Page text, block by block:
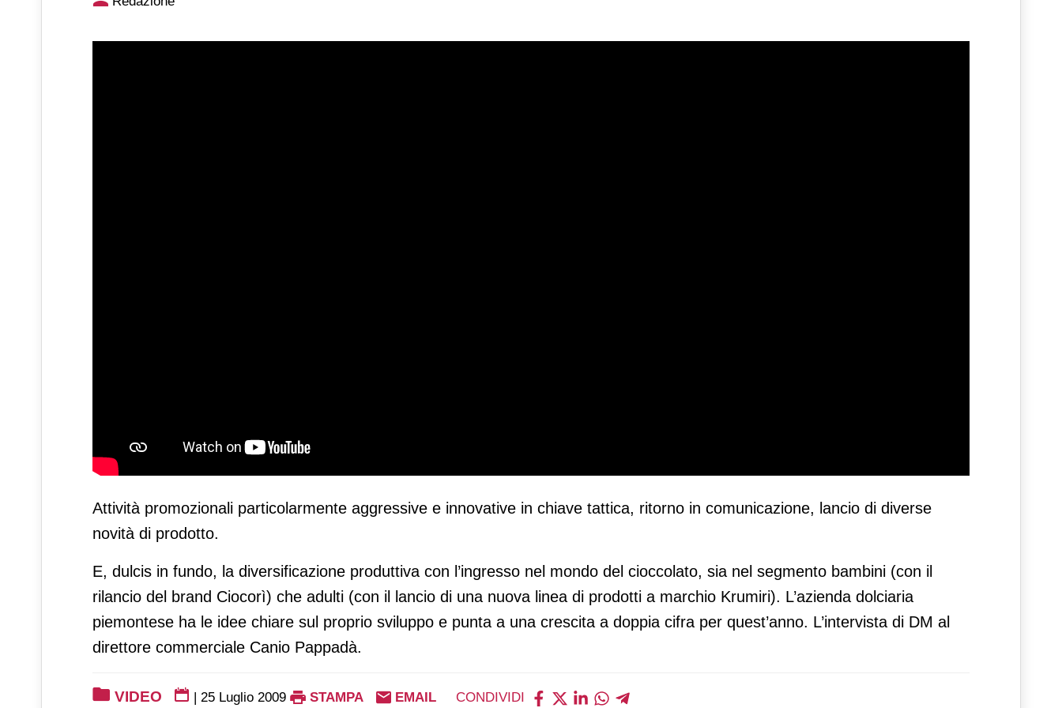
Attività promozionali particolarmente aggressive e innovative in chiave tattica, ritorno in comunicazione, lancio di diverse
novità di prodotto.
E, dulcis in fundo, la diversificazione produttiva con l’ingresso nel mondo del cioccolato, sia nel segmento bambini (con il
rilancio del brand Ciocorì) che adulti (con il lancio di una nuova linea di prodotti a marchio Krumiri). L’azienda dolciaria
piemontese ha le idee chiare sul proprio sviluppo e punta a una crescita a doppia cifra per quest’anno. L’intervista di DM al
direttore commerciale Canio Pappadà.
VIDEO | 25 Luglio 2009 STAMPA EMAIL CONDIVIDI